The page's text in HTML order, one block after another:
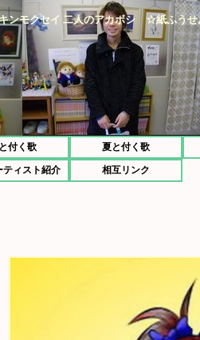
モクセイ 二人のアカボシ ☆紙ふうせ
付く歌 夏と付く歌
ティスト紹介 相互リンク